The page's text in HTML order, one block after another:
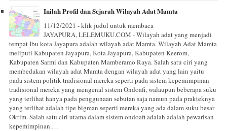
Inilah Profil dan Sejarah Wilayah Adat Mamta
11/12/2021 - klik judul untuk membaca
JAYAPURA, LELEMUKU.COM - Wilayah adat yang menjadi
tempat Ibu kota Jayapura adalah wilayah adat Mamta. Wilayah Adat Mamta
meliputi Kabupaten Jayapura, Kota Jayapura, Kabupaten Keerom,
Kabupaten Sarmi dan Kabupaten Mamberamo Raya. Salah satu ciri yang
membedakan wilayah adat Mamta dengan wilayah adat yang lain yaitu
pada sistem politik tradisional mereka seperti pada sistem kepemimpinan
tradisional mereka yang mengenal sistem Ondoafi, walaupun beberapa suku
yang terlihat hanya pada penggunaan sebutan saja namun pada prakteknya
yang terlihat adalah tipe bigman seperti mereka yang ada dalam suku besar
Oktim. Salah satu ciri utama dalam sistem ondoafi adalah adalah pewarisan
kepemimpinan.…